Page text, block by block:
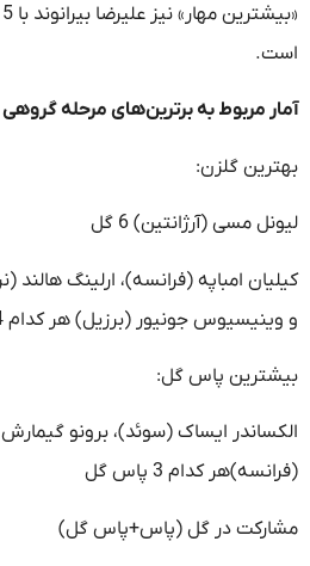
است.
آمار مربوط به برترین‌های مرحله
بهترین گلزن:
لیونل مسی (آرژانتین) 6 گل
کیلیان امباپه (فرانسه)، ارلینگ هالند
و وینیسیوس جونیور (برزیل) هر کدام 4 گل
بیشترین پاس گل:
الکساندر ایساک (سوئد)، برونو
(فرانسه)هر کدام 3 پاس گل
مشارکت در گل (پاس+پاس گل)